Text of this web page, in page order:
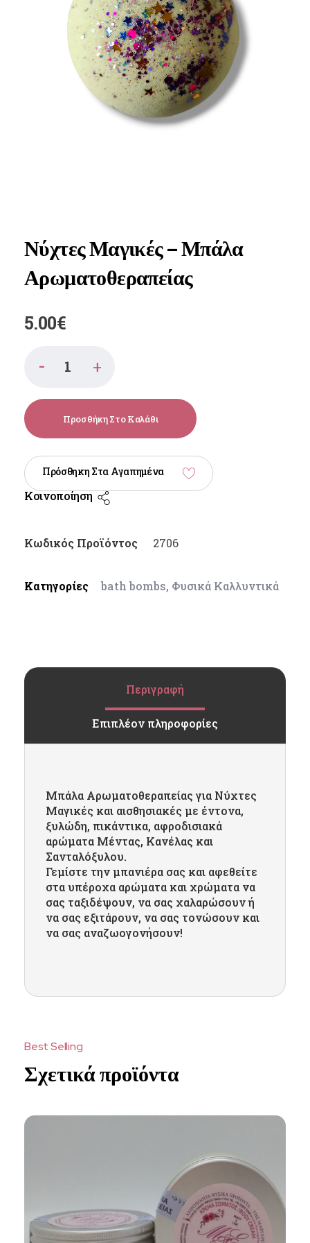
Νύχτες Μαγικές – Μπάλα
Αρωματοθεραπείας
5.00€
Προσθήκη Στο Καλάθι
Πρόσθηκη Στα Αγαπημένα
Κοινοποίηση
Κωδικός Προϊόντος 2706
Κατηγορίες bath bombs, Φυσικά Καλλυντικά
Περιγραφή
Επιπλέον πληροφορίες
Μπάλα Αρωματοθεραπείας για Νύχτες
Μαγικές και αισθησιακές με έντονα,
ξυλώδη, πικάντικα, αφροδισιακά
αρώματα Μέντας, Κανέλας και
Σανταλόξυλου.
Γεμίστε την μπανιέρα σας και αφεθείτε
στα υπέροχα αρώματα και χρώματα να
σας ταξιδέψουν, να σας χαλαρώσουν ή
να σας εξιτάρουν, να σας τονώσουν και
να σας αναζωογονήσουν!
Σχετικά προϊόντα